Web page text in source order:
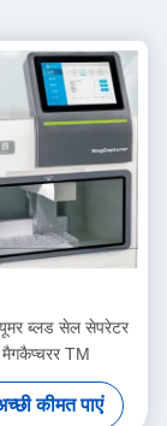
ब्लड सेल सेपरेटर
TM
कीमत पाएं